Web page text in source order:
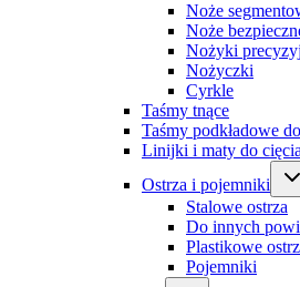
Noże
Noże
Nożyki
Nożyczki
Cyrkle
Taśmy tnące
Taśmy podkładowe
Linijki i maty do cięcia
Ostrza i pojemniki
Stalowe ostrza
Do innych
Plastikowe
Pojemniki